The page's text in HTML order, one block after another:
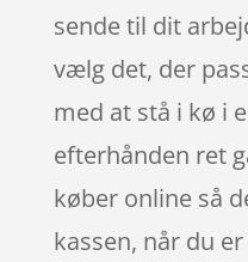
sende til dit
vælg det, der
med at stå i kø i
efterhånden ret
køber online så
kassen, når du